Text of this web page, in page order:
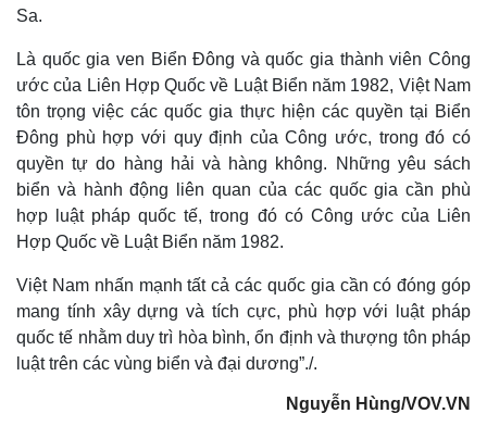
Sa.
Là quốc gia ven Biển Đông và quốc gia thành viên Công
ước của Liên Hợp Quốc về Luật Biển năm 1982, Việt Nam
tôn trọng việc các quốc gia thực hiện các quyền tại Biển
Đông phù hợp với quy định của Công ước, trong đó có
quyền tự do hàng hải và hàng không. Những yêu sách
biển và hành động liên quan của các quốc gia cần phù
hợp luật pháp quốc tế, trong đó có Công ước của Liên
Hợp Quốc về Luật Biển năm 1982.
Việt Nam nhấn mạnh tất cả các quốc gia cần có đóng góp
mang tính xây dựng và tích cực, phù hợp với luật pháp
quốc tế nhằm duy trì hòa bình, ổn định và thượng tôn pháp
luật trên các vùng biển và đại dương”./.
Nguyễn Hùng/VOV.VN